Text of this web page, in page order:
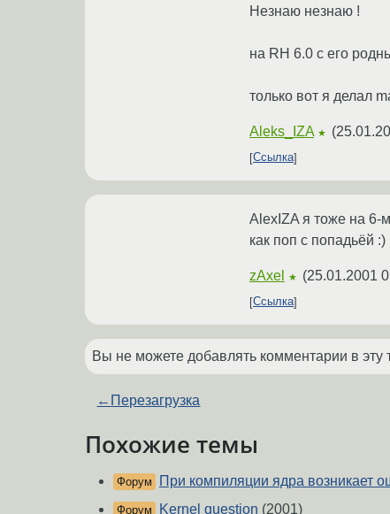
Незнаю незнаю !
на RH 6.0 с его
только вот я делал
Aleks_IZA ★ (
Ссылка
AlexIZA я тоже на 6-
как поп с попадьёй :)
zAxel ★ (25.01.2001
Ссылка
Вы не можете добавлять комментарии в
← Перезагрузка
Похожие темы
Форум При компиляции ядра возникает
Форум Kernel question (2001)